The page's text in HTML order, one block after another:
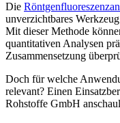
Die
unverzichtbares
Mit dieser Methode
quantitativen Analysen
Zusammensetzung
Doch für welche
relevant? Einen
Rohstoffe GmbH